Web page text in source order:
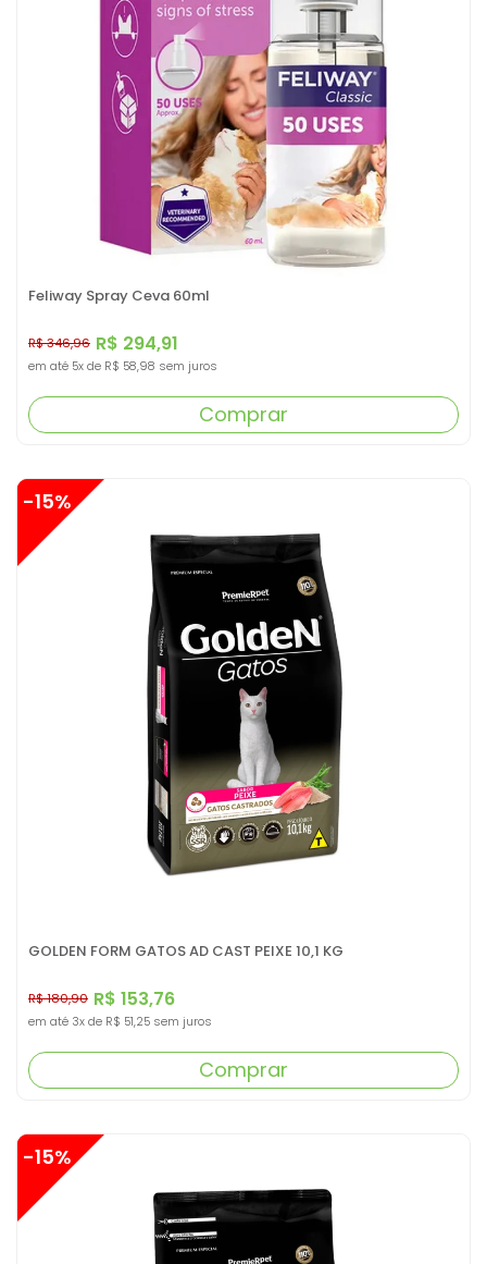
Feliway Spray Ceva 60ml
R$ 294,91
R$ 346,96
em até 5x de R$ 58,98 sem juros
Comprar
GOLDEN FORM GATOS AD CAST PEIXE 10,1 KG
R$ 153,76
R$ 180,90
-15%
em até 3x de R$ 51,25 sem juros
Comprar
-15%